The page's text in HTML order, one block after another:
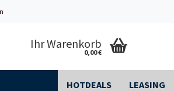
Ihr Warenkorb
0,00 €
HOTDEALS LEASING